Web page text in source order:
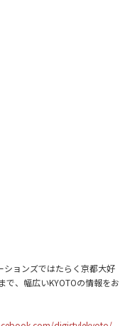
ションズではたらく京都大好
で、幅広いKYOTOの情報をお